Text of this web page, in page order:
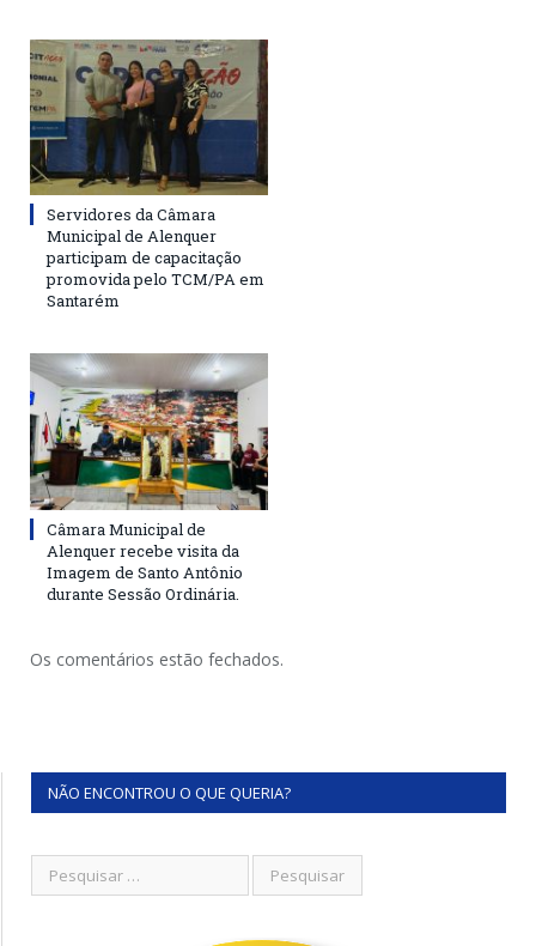
Servidores da Câmara
Municipal de Alenquer
participam de capacitação
promovida pelo TCM/PA em
Santarém
Câmara Municipal de
Alenquer recebe visita da
Imagem de Santo Antônio
durante Sessão Ordinária.
Os comentários estão fechados.
NÃO ENCONTROU O QUE QUERIA?